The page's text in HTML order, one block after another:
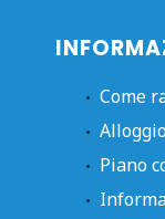
Come
Piano